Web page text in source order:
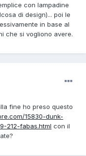
con lampadine
di design)... poi le
in base al
che si vogliono avere.
fine ho preso questo
15830-dunk-
212-fabas.html con il